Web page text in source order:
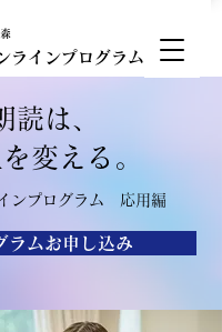
ラインプログラム
ンバーページ
読は、
変える。
ンプログラム 応用編
ラムお申し込み